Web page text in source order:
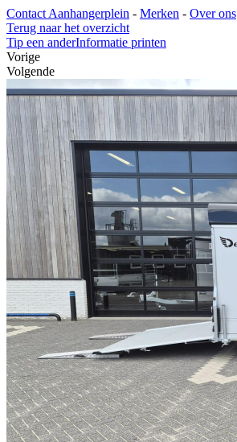
Contact Aanhangerplein - Merken - Over ons
Terug naar het overzicht
Tip een anderInformatie printen
Vorige
Volgende